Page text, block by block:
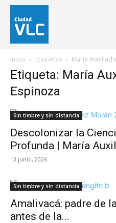
Inicio Etiquetas María
Etiqueta: María
Espinoza
Sin timbre y sin distancia
Descolonizar la
Profunda | María
13 junio, 2026
Sin timbre y sin distancia
Amalivacá: padre de
antes de la...